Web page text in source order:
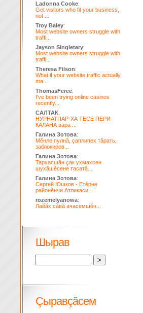
Ladonna Cooke:
Get visitors who fit your business,
not ...
Troy Baley:
Most website owners struggle with
traffi...
Jayson Singletary:
Most website owners struggle with
traffi...
Theresa Filson:
What if your website traffic actually
ma...
ThomasFeree:
I've been trying online casinos
recently...
САЛТАК:
НУРНАТПАР-ХА ТЕСЕ ПЁРИ
КАЛАНА вара ...
Галина Зотова:
Мĕнле пулнă, çаплипех тăрать,
заблокиров...
Галина Зотова:
Тархасшăн çак ухмахсен
шухăшĕсене тасатă...
Галина Зотова:
Сергей Юшков - Етĕрне
районĕнчи Атликаси...
rozemelyanowa:
Лайăх сăвă ачасемшĕн...
Шырав
Çыравçăсем